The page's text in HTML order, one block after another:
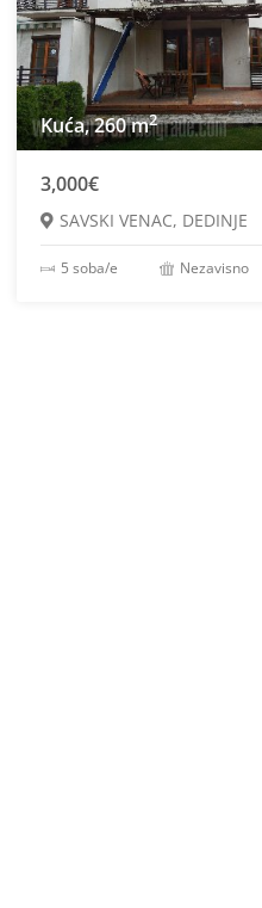
Kuća, 260 m2
3,000€
SAVSKI VENAC, DEDINJE
5 soba/e Nezavisno